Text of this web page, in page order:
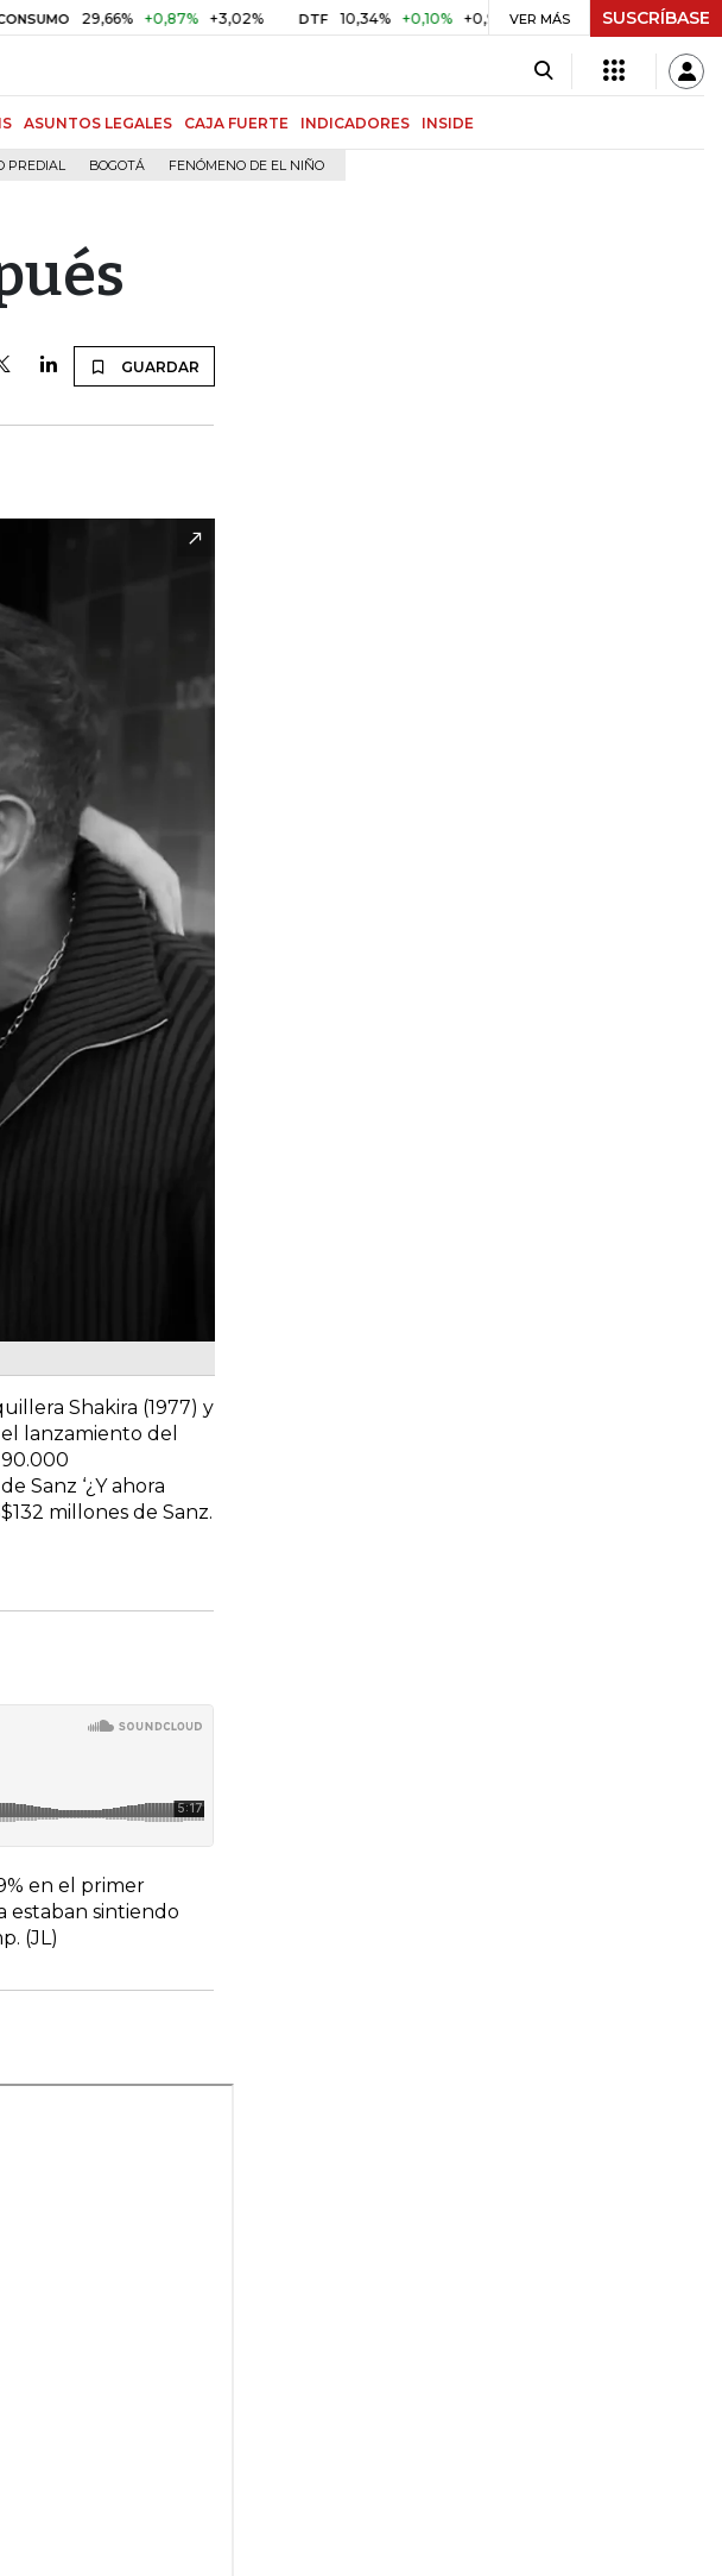
29,66% +0,87% +3,02% DTF 10,34% +0,10% +0,98% UVR $ 416,86 +$ 0,05 +0,01%
VER MÁS SUSCRÍBASE
ASUNTOS LEGALES CAJA FUERTE INDICADORES INSIDE
PREDIAL BOGOTÁ FENÓMENO DE EL NIÑO
GUARDAR
Shakira (1977) y
lanzamiento del
Sanz ‘¿Y ahora
millones de Sanz.
en el primer
estaban sintiendo
(JL)